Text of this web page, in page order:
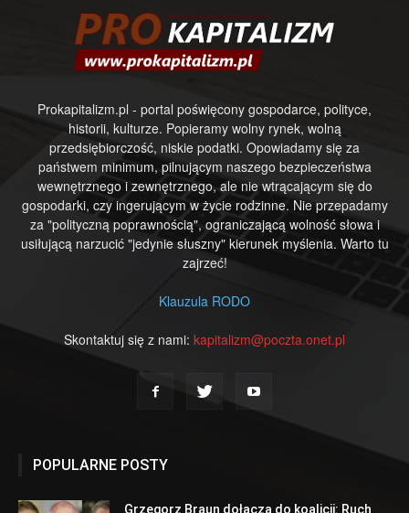
Prokapitalizm.pl - portal poświęcony gospodarce, polityce,
historii, kulturze. Popieramy wolny rynek, wolną
przedsiębiorczość, niskie podatki. Opowiadamy się za
państwem minimum, pilnującym naszego bezpieczeństwa
wewnętrznego i zewnętrznego, ale nie wtrącającym się do
gospodarki, czy ingerującym w życie rodzinne. Nie przepadamy
za "polityczną poprawnością", ograniczającą wolność słowa i
usiłującą narzucić "jedynie słuszny" kierunek myślenia. Warto tu
zajrzeć!
Klauzula RODO
Skontaktuj się z nami: kapitalizm@poczta.onet.pl
POPULARNE POSTY
Grzegorz Braun dołącza do koalicji: Ruch